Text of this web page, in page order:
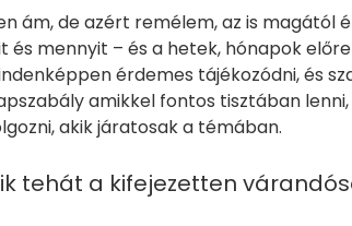
ám, de azért remélem, az is magától
és mennyit – és a hetek, hónapok
érdemes tájékozódni, és
amikkel fontos tisztában
akik járatosak a témában.
tehát a kifejezetten